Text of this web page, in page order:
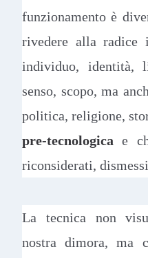
funzionamento è
rivedere alla radice
individuo, identità,
senso, scopo, ma
politica, religione,
pre-tecnologicae
riconsiderati,
La tecnica non
nostra dimora, ma